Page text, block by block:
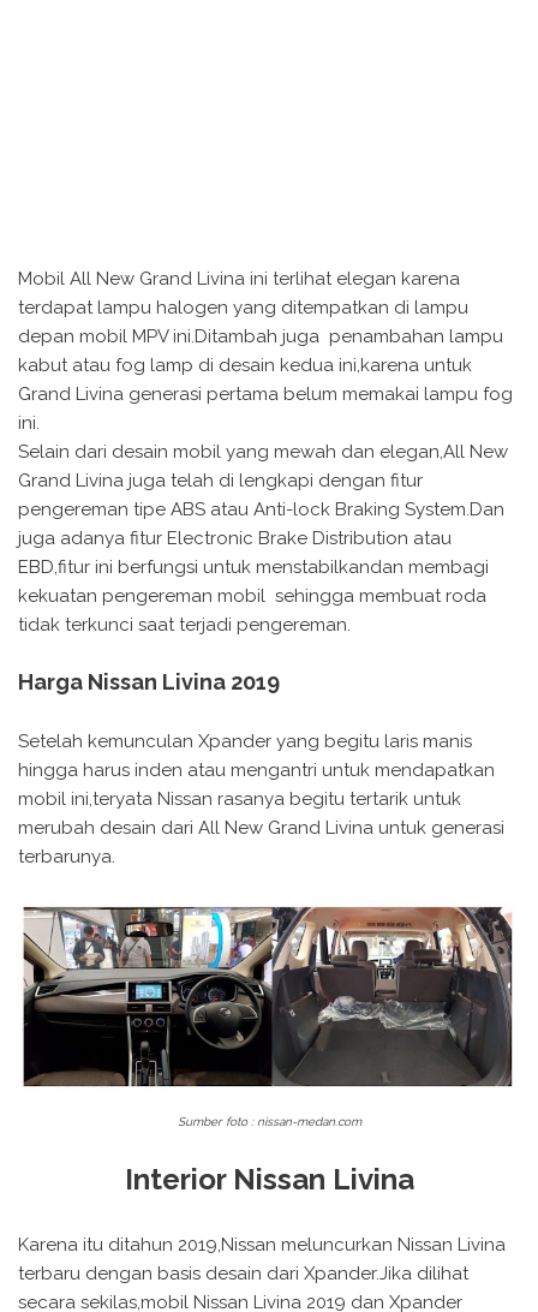
Mobil All New Grand Livina ini terlihat elegan karena
terdapat lampu halogen yang ditempatkan di lampu
depan mobil MPV ini.Ditambah juga penambahan lampu
kabut atau fog lamp di desain kedua ini,karena untuk
Grand Livina generasi pertama belum memakai lampu fog
ini.
Selain dari desain mobil yang mewah dan elegan,All New
Grand Livina juga telah di lengkapi dengan fitur
pengereman tipe ABS atau Anti-lock Braking System.Dan
juga adanya fitur Electronic Brake Distribution atau
EBD,fitur ini berfungsi untuk menstabilkandan membagi
kekuatan pengereman mobil sehingga membuat roda
tidak terkunci saat terjadi pengereman.
Harga Nissan Livina 2019
Setelah kemunculan Xpander yang begitu laris manis
hingga harus inden atau mengantri untuk mendapatkan
mobil ini,teryata Nissan rasanya begitu tertarik untuk
merubah desain dari All New Grand Livina untuk generasi
terbarunya.
Sumber foto : nissan-medan.com
Interior Nissan Livina
Karena itu ditahun 2019,Nissan meluncurkan Nissan Livina
terbaru dengan basis desain dari Xpander.Jika dilihat
secara sekilas,mobil Nissan Livina 2019 dan Xpander